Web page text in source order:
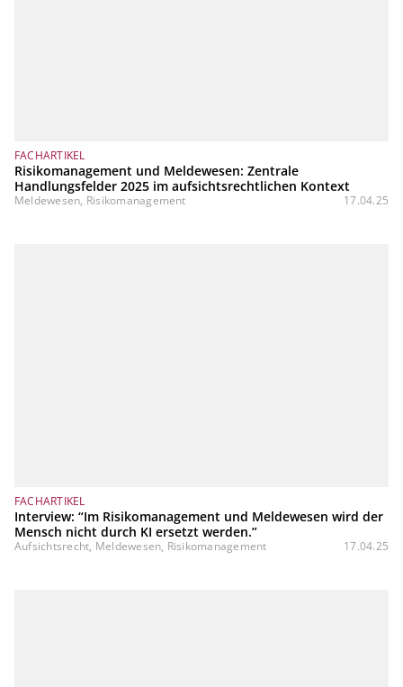
FACHARTIKEL
Risikomanagement und Meldewesen: Zentrale
Handlungsfelder 2025 im aufsichtsrechtlichen Kontext
Meldewesen, Risikomanagement 17.04.25
FACHARTIKEL
Interview: “Im Risikomanagement und Meldewesen wird der
Mensch nicht durch KI ersetzt werden.”
Aufsichtsrecht, Meldewesen, Risikomanagement 17.04.25